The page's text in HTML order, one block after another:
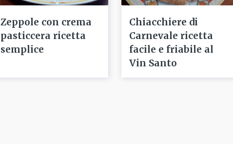
Zeppole con crema
pasticcera ricetta
semplice
Chiacchiere di
Carnevale ricetta
facile e friabile al
Vin Santo